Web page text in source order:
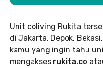
Unit coliving Rukita
di Jakarta, Depok,
kamu yang ingin tahu
mengakses rukita.co